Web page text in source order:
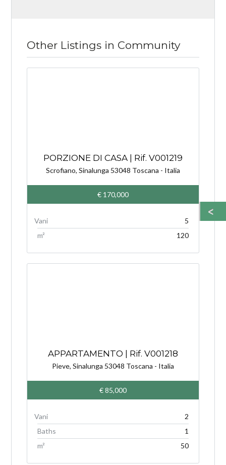
Other Listings in Community
PORZIONE DI CASA | Rif. V001219
Scrofiano, Sinalunga 53048 Toscana - Italia
€ 170,000
5
m²
120
APPARTAMENTO | Rif. V001218
Pieve, Sinalunga 53048 Toscana - Italia
€ 85,000
2
Baths
1
m²
50